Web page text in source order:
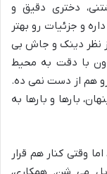
دختری دقیق و
و جزئیات رو بهتر
نظر دینک و جاش بی
با دقت به محیط
هم از دست نمی ده.
بارها و بارها به
وقتی کنار هم قرار